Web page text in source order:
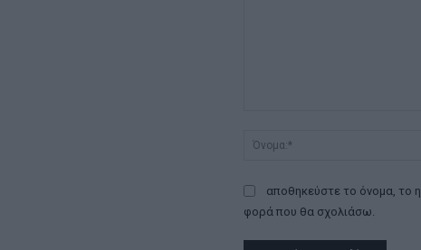
αποθηκεύστε το όνομα, το
φορά που θα σχολιάσω.